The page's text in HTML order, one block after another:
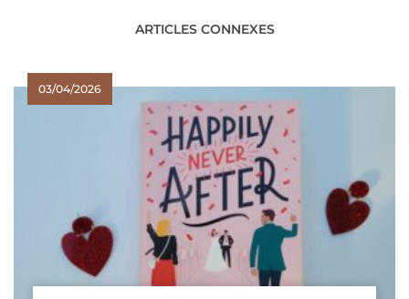
ARTICLES CONNEXES
03/04/2026